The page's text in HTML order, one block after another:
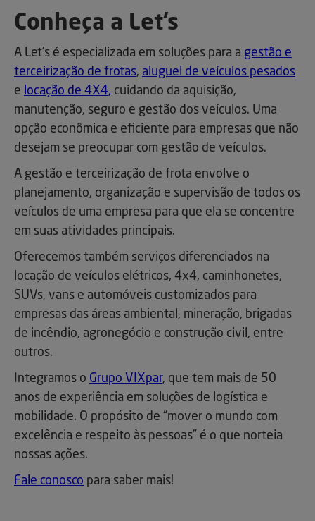
Conheça a Let’s
A Let’s é especializada em soluções para a gestão e
terceirização de frotas, aluguel de veículos pesados
e locação de 4X4, cuidando da aquisição,
manutenção, seguro e gestão dos veículos. Uma
opção econômica e eficiente para empresas que não
desejam se preocupar com gestão de veículos.
A gestão e terceirização de frota envolve o
planejamento, organização e supervisão de todos os
veículos de uma empresa para que ela se concentre
em suas atividades principais.
Oferecemos também serviços diferenciados na
locação de veículos elétricos, 4x4, caminhonetes,
SUVs, vans e automóveis customizados para
empresas das áreas ambiental, mineração, brigadas
de incêndio, agronegócio e construção civil, entre
outros.
Integramos o Grupo VIXpar, que tem mais de 50
anos de experiência em soluções de logística e
mobilidade. O propósito de “mover o mundo com
excelência e respeito às pessoas” é o que norteia
nossas ações.
Fale conosco para saber mais!